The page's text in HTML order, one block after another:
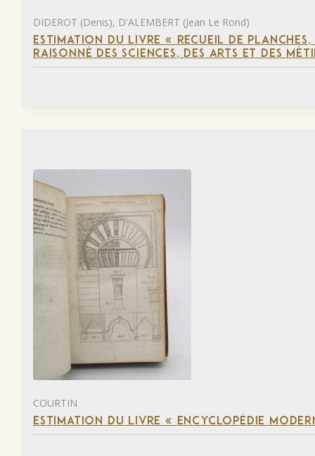
DIDEROT (Denis), D'ALEMBERT (Jean Le Rond)
ESTIMATION DU LIVRE « RECUEIL DE
RAISONNÉ DES SCIENCES, DES ARTS ET DES
COURTIN
ESTIMATION DU LIVRE « ENCYCLOPÉDIE